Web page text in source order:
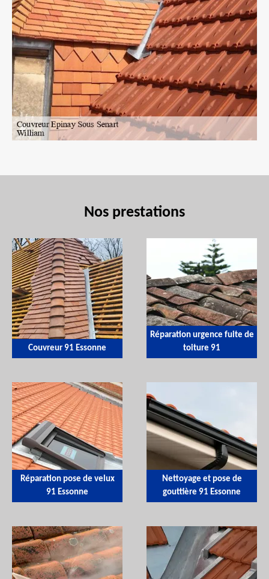
Nos prestations
Couvreur 91 Essonne
Réparation urgence fuite de
toiture 91
Réparation pose de velux
91 Essonne
Nettoyage et pose de
gouttière 91 Essonne